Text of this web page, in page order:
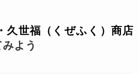
久世福（くぜふく）商店
よう